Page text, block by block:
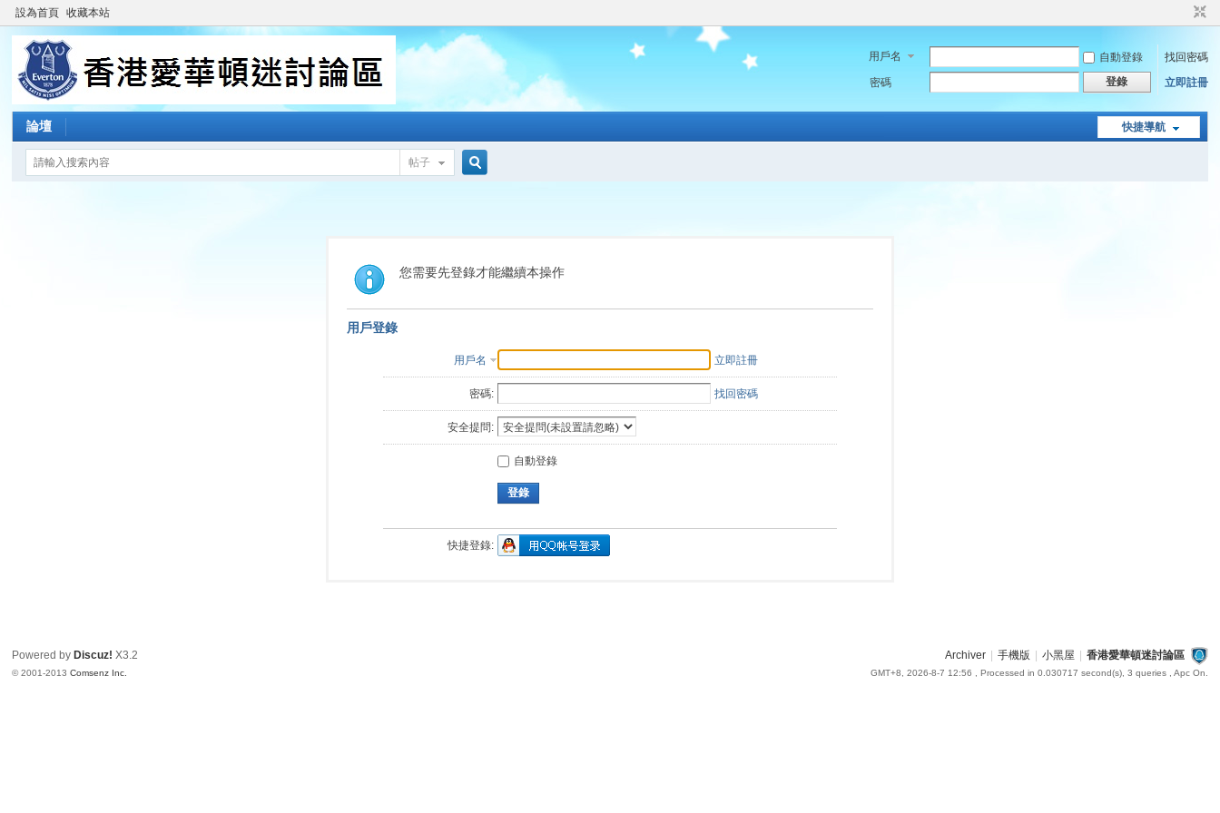
設為首頁 收藏本站
用戶名 自動登錄
找回密碼
密碼
登錄 立即註冊
快捷導航
論壇
帖子
索
您需要先登錄才能繼續本操作
用戶登錄
用戶名 立即註冊
密碼: 找回密碼
安全提問:
自動登錄
登錄
快捷登錄:
Archiver 手機版 小黑屋 香港愛華頓迷討論區
GMT+8, 2026-8-7 12:56 , Processed in 0.030717 second(s), 3 queries , Apc On.
Powered by Discuz! X3.2
© 2001-2013Comsenz Inc.